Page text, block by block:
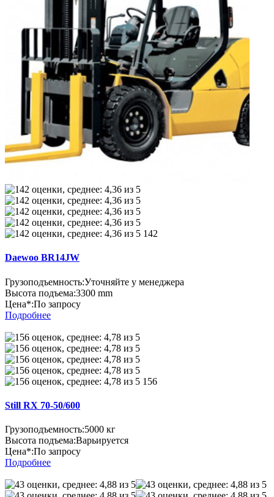
142
Daewoo BR14JW
Грузоподъемность:Уточняйте у менеджера
Высота подъема:3300 mm
Цена*:По запросу
Подробнее
156
Still RX 70-50/600
Грузоподъемность:5000 кг
Высота подъема:Варьируется
Цена*:По запросу
Подробнее